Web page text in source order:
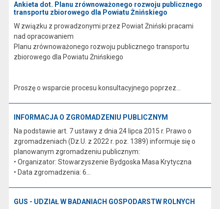
Ankieta dot. Planu zrównoważonego rozwoju publicznego
transportu zbiorowego dla Powiatu Żnińskiego
W związku z prowadzonymi przez Powiat Żniński pracami
nad opracowaniem
Planu zrównoważonego rozwoju publicznego transportu
zbiorowego dla Powiatu Żnińskiego
Proszę o wsparcie procesu konsultacyjnego poprzez...
INFORMACJA O ZGROMADZENIU PUBLICZNYM
Na podstawie art. 7 ustawy z dnia 24 lipca 2015 r. Prawo o
zgromadzeniach (Dz.U. z 2022 r. poz. 1389) informuje się o
planowanym zgromadzeniu publicznym:
• Organizator: Stowarzyszenie Bydgoska Masa Krytyczna
• Data zgromadzenia: 6...
GUS - UDZIAŁ W BADANIACH GOSPODARSTW ROLNYCH